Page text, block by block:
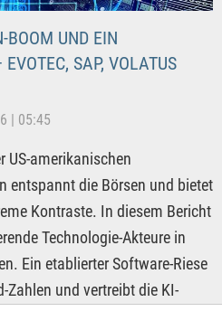
BOOM UND EIN
SAP, VOLATUS
| 05:45
US-amerikanischen
entspannt die Börsen und bietet
Kontraste. In diesem Bericht
Technologie-Akteure in
Ein etablierter Software-Riese
Zahlen und vertreibt die KI-